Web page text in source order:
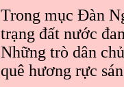
Trong mục Đàn
trạng đất nước
Những trò dân
quê hương rực